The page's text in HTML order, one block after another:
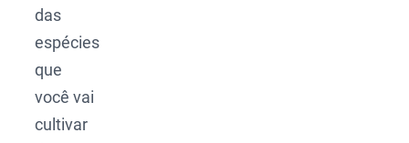
das
espécies
que
você vai
cultivar